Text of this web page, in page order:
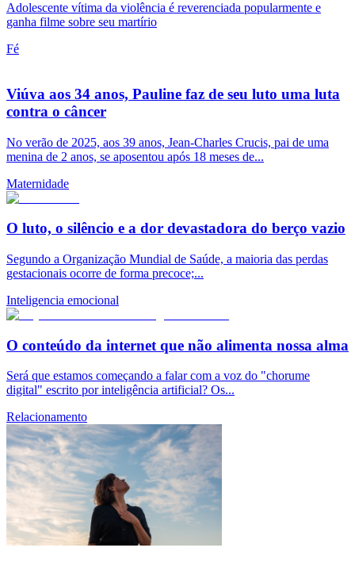
Adolescente vítima da violência é reverenciada popularmente e
ganha filme sobre seu martírio
Fé
Viúva aos 34 anos, Pauline faz de seu luto uma luta
contra o câncer
No verão de 2025, aos 39 anos, Jean-Charles Crucis, pai de uma
menina de 2 anos, se aposentou após 18 meses de...
Maternidade
O luto, o silêncio e a dor devastadora do berço vazio
Segundo a Organização Mundial de Saúde, a maioria das perdas
gestacionais ocorre de forma precoce;...
Inteligencia emocional
O conteúdo da internet que não alimenta nossa alma
Será que estamos começando a falar com a voz do "chorume
digital" escrito por inteligência artificial? Os...
Relacionamento